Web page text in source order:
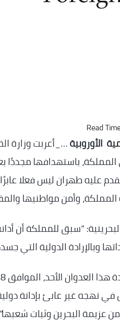
Read
الأوروبية…_أعربت وزارة
المملكة، باستهدافها مجددًا
عليه طهران ليس فعلا
وأمن مواطنيها
“سبق للمملكة أن
الدولية التي جسدها
في نهجه غير عابئ بإدانة
من عزيمة البحرين وثبات